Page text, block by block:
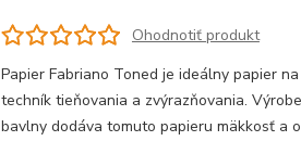
Ohodnotiť produkt
Papier Fabriano Toned je ideálny papier
techník tieňovania a zvýrazňovania.
bavlny dodáva tomuto papieru mäkkosť a